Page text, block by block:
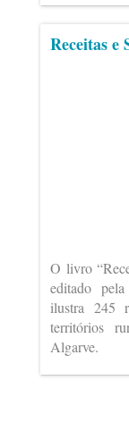
Receitas e
O livro
editado
ilustra 245
territórios
Algarve.